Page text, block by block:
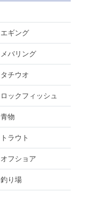
エギング
メバリング
タチウオ
ロックフィッシュ
青物
トラウト
オフショア
釣り場